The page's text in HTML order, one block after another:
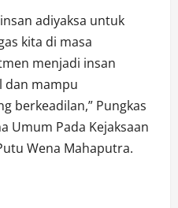
adiyaksa untuk
kita di masa
menjadi insan
dan mampu
berkeadilan,” Pungkas
Umum Pada Kejaksaan
Wena Mahaputra.